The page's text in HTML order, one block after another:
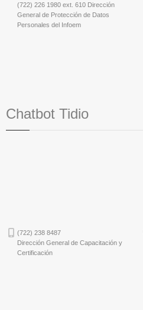
(722) 226 1980 ext. 610 Dirección
General de Protección de Datos
Personales del Infoem
Chatbot Tidio
(722) 238 8487
Dirección General de Capacitación y
Certificación